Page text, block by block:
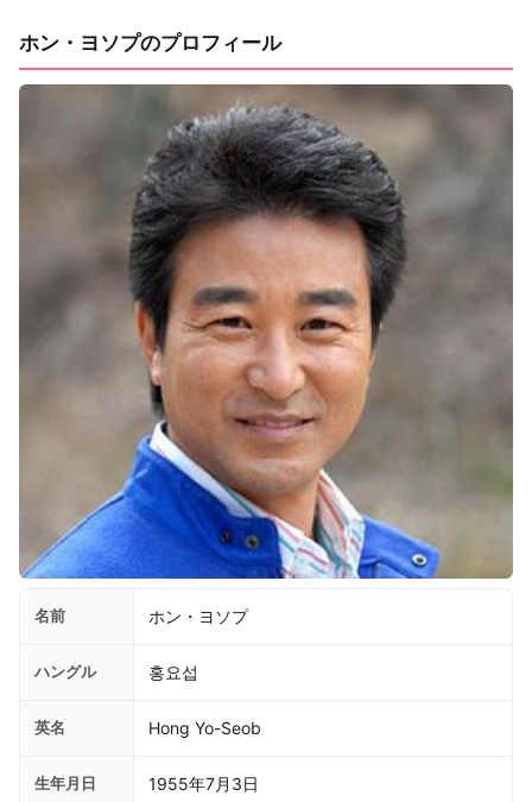
ホン・ヨソプのプロフィール
名前 ホン・ヨソプ
ハングル 홍요섭
英名 Hong Yo-Seob
生年月日 1955年7月3日